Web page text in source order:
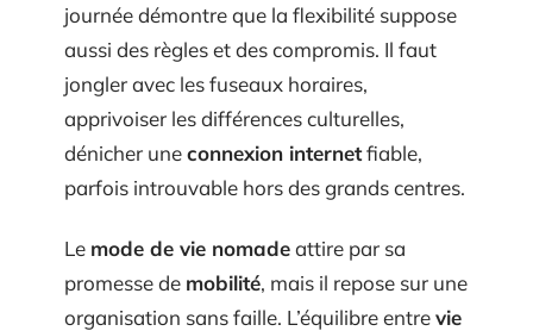
journée démontre que la flexibilité suppose
aussi des règles et des compromis. Il faut
jongler avec les fuseaux horaires,
apprivoiser les différences culturelles,
dénicher uneconnexion internetfiable,
parfois introuvable hors des grands centres.
Le mode de vie nomadeattire par sa
promesse de mobilité, mais il repose sur une
organisation sans faille. L’équilibre entrevie